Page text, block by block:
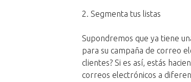
2. Segmenta tus listas
Supondremos que ya tiene
para su campaña de correo
clientes? Si es así, estás
correos electrónicos a